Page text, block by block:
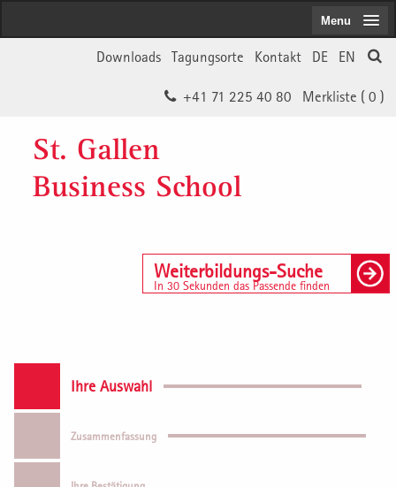
EN
DE
Kontakt
Tagungsorte
Downloads
Merkliste ( 0 )
+41 71 225 40 80
St. Gallen
Business School
Weiterbildungs-Suche
In 30 Sekunden das Passende finden
Menu
Ihre Auswahl
Zusammenfassung